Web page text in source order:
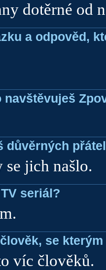
dotěrné od
a odpověd,
navštěvuješ
důvěrných
se jich našlo.
seriál?
se
víc člověků.